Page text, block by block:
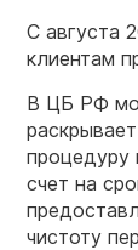
С августа
клиентам
В ЦБ РФ
процедуру
счет на
чистоту